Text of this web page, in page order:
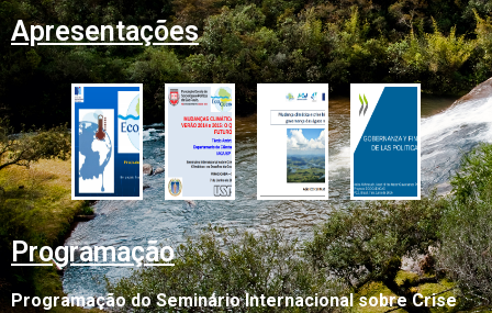
Apresentações
Programação
Programação do Seminário Internacional sobre Crise